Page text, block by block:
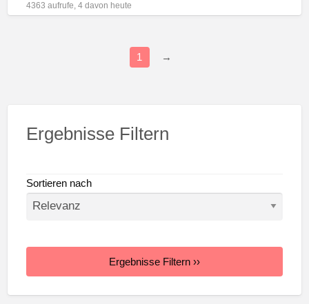
4363 aufrufe, 4 davon heute
1 →
Ergebnisse Filtern
Sortieren nach
Ergebnisse Filtern ››